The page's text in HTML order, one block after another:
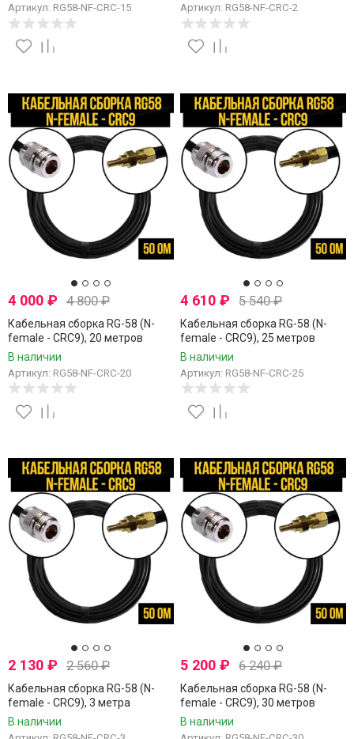
Артикул: RG58-NF-CRC-15 Артикул: RG58-NF-CRC-2
4 000 ₽ 4 800₽
Кабельная сборка RG-58 (N-
female - CRC9), 20 метров
В наличии
Артикул: RG58-NF-CRC-20
4 610₽ 5 540₽
Кабельная сборка RG-58 (N-
female - CRC9), 25 метров
В наличии
Артикул: RG58-NF-CRC-25
2 130 ₽ 2 560₽
Кабельная сборка RG-58 (N-
female - CRC9), 3 метра
В наличии
5 200₽ 6 240₽
Кабельная сборка RG-58 (N-
female - CRC9), 30 метров
В наличии